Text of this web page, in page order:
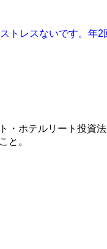
トレスないです。年2
ホテルリート投資
と。